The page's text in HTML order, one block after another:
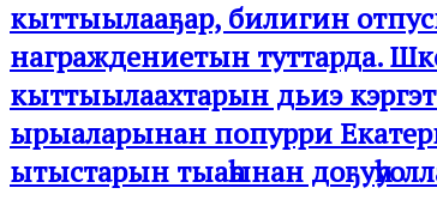
кыттыылааҕар, билигин
награждениетын туттарда.
кыттыылаахтарын дьиэ
ырыаларынан попурри
ытыстарын тыаһынан